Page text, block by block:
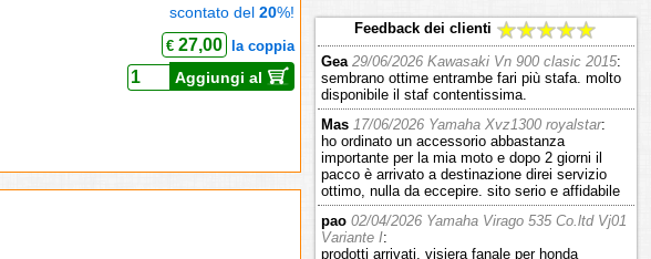
scontato del 20%!
€27,00 la coppia
Aggiungi al
Feedback dei clienti
Gea 29/06/2026 Kawasaki Vn 900 clasic 2015:
sembrano ottime entrambe fari più stafa. molto
disponibile il staf contentissima.
Mas 17/06/2026 Yamaha Xvz1300 royalstar:
ho ordinato un accessorio abbastanza
importante per la mia moto e dopo 2 giorni il
pacco è arrivato a destinazione direi servizio
ottimo, nulla da eccepire. sito serio e affidabile
pao 02/04/2026 Yamaha Virago 535 Co.ltd Vj01
Variante I:
prodotti arrivati. visiera fanale per honda